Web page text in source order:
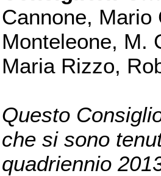
Cannone,
Monteleone, M.
Maria Rizzo,
Questo
che si sono
quadriennio